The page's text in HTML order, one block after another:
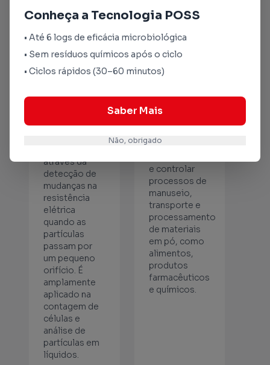
Conheça a Tecnologia POSS
• Até 6 logs de eficácia microbiológica
• Sem resíduos químicos após o ciclo
• Ciclos rápidos (30–60 minutos)
Saber Mais
Não, obrigado
Elétrica
(Princípio
O princípio de
o tamanho de
através da
detecção de
mudanças na
resistência
elétrica
quando as
partículas
passam por
um pequeno
orifício. É
amplamente
aplicado na
contagem de
células e
análise de
partículas em
líquidos.
de Pós
Esta área
estuda o fluxo
e a
de pós sob
diferentes
pós é crucial
e controlar
processos de
manuseio,
transporte e
processamento
de materiais
em pó, como
alimentos,
produtos
farmacêuticos
e químicos.